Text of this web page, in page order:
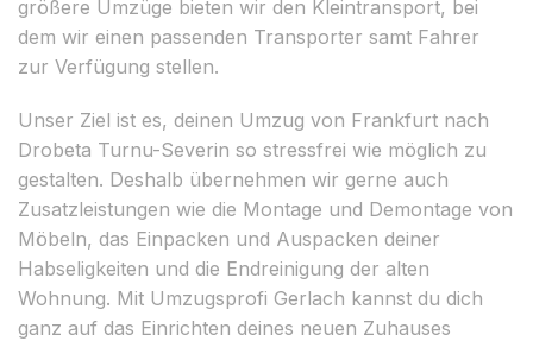
größere Umzüge bieten wir den Kleintransport, bei
dem wir einen passenden Transporter samt Fahrer
zur Verfügung stellen.
Unser Ziel ist es, deinen Umzug von Frankfurt nach
Drobeta Turnu-Severin so stressfrei wie möglich zu
gestalten. Deshalb übernehmen wir gerne auch
Zusatzleistungen wie die Montage und Demontage von
Möbeln, das Einpacken und Auspacken deiner
Habseligkeiten und die Endreinigung der alten
Wohnung. Mit Umzugsprofi Gerlach kannst du dich
ganz auf das Einrichten deines neuen Zuhauses